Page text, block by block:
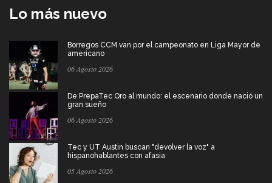
Lo más nuevo
Borregos CCM van por el campeonato en Liga Mayor de
americano
06 Agosto 2026
De PrepaTec Qro al mundo: el escenario donde nació un
gran sueño
06 Agosto 2026
Tec y UT Austin buscan "devolver la voz" a
hispanohablantes con afasia
05 Agosto 2026